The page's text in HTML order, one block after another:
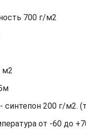
700 г/м2
м2
синтепон 200 г/м2.
от -60 до